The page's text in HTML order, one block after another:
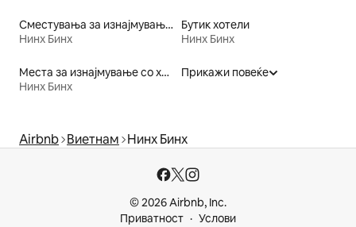
Сместувања за изнајмување погодни за семејства
Нинх Бинх
Бутик хотели
Нинх Бинх
Места за изнајмување со хидромасажна када
Нинх Бинх
Прикажи повеќе
Airbnb Виетнам Нинх Бинх
© 2026 Airbnb, Inc.
Приватност
Услови